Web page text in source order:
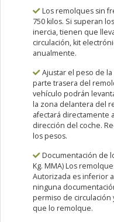
Los remolques sin
750 kilos. Si superan
inercia, tienen que
circulación, kit
anualmente.
Ajustar el peso de la
parte trasera del
vehículo podrán
la zona delantera del
afectará directamente
dirección del coche.
los pesos.
Documentación de
Kg. MMA) Los
Autorizada es inferior
ninguna
permiso de
que lo remolque.